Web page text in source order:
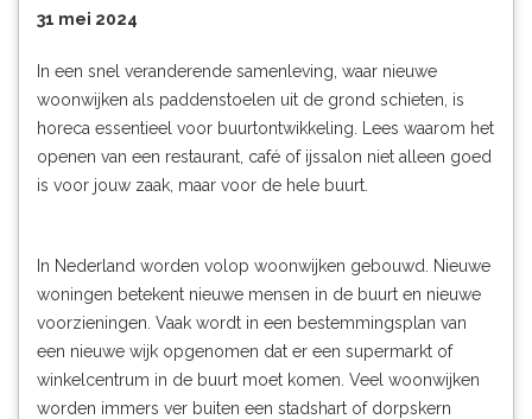
31 mei 2024
In een snel veranderende samenleving, waar nieuwe
woonwijken als paddenstoelen uit de grond schieten, is
horeca essentieel voor buurtontwikkeling. Lees waarom het
openen van een restaurant, café of ijssalon niet alleen goed
is voor jouw zaak, maar voor de hele buurt.
In Nederland worden volop woonwijken gebouwd. Nieuwe
woningen betekent nieuwe mensen in de buurt en nieuwe
voorzieningen. Vaak wordt in een bestemmingsplan van
een nieuwe wijk opgenomen dat er een supermarkt of
winkelcentrum in de buurt moet komen. Veel woonwijken
worden immers ver buiten een stadshart of dorpskern